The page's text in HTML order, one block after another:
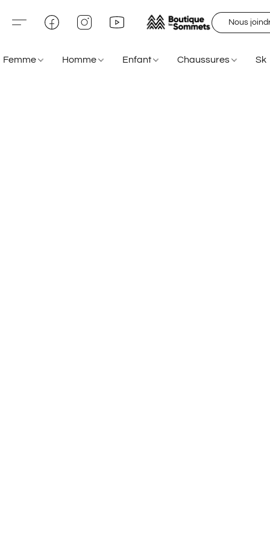
Nous
Femme Homme Enfant Chaussures